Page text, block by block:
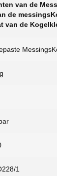
van de
de
van de
1